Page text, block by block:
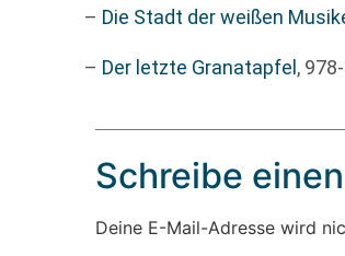
– Die Stadt der weißen
– Der letzte Granatapfel ,
Schreibe
Deine E-Mail-Adresse wird